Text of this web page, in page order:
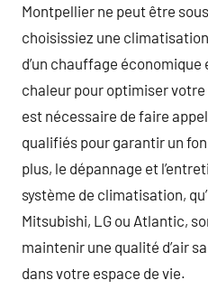
Montpellier ne peut être
choisissiez une
d’un chauffage économique
chaleur pour optimiser votre
est nécessaire de faire
qualifiés pour garantir un
plus, le dépannage et
système de climatisation,
Mitsubishi, LG ou Atlantic,
maintenir une qualité d’air
dans votre espace de vie.